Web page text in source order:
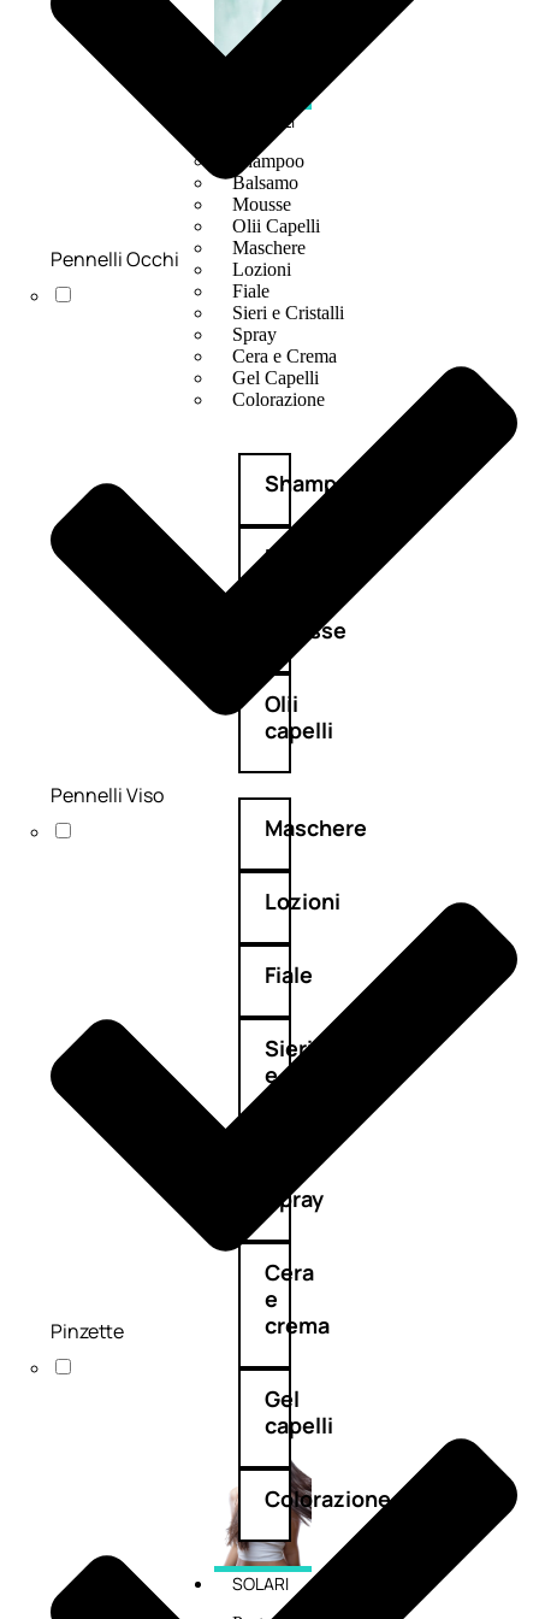
CAPELLI
Shampoo
Balsamo
Mousse
Olii Capelli
Maschere
Lozioni
Fiale
Sieri e Cristalli
Spray
Cera e Crema
Gel Capelli
Colorazione
Shampoo
Balsamo
Mousse
Olii
capelli
Maschere
Lozioni
Fiale
Sieri
e
Spray
Cera
e
crema
Gel
capelli
Colorazione
SOLARI
Pennelli Occhi
Pennelli Viso
Pinzette